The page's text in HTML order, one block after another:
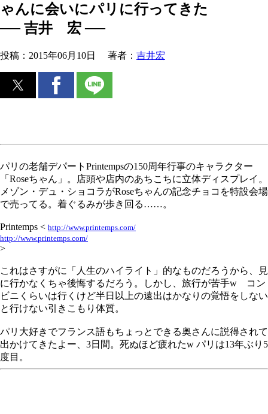
ゃんに会いにパリに行ってきた
── 吉井 宏 ──
投稿： 2015年06月10日 著者： 吉井宏
パリの老舗デパートPrintempsの150周年行事のキャラクター
「Roseちゃん」。店頭や店内のあちこちに立体ディスプレイ。
メゾン・デュ・ショコラがRoseちゃんの記念チョコを特設会場
で売ってる。着ぐるみが歩き回る……。
Printemps < http://www.printemps.com/
http://www.printemps.com/
>
これはさすがに「人生のハイライト」的なものだろうから、見
に行かなくちゃ後悔するだろう。しかし、旅行が苦手w コン
ビニくらいは行くけど半日以上の遠出はかなりの覚悟をしない
と行けない引きこもり体質。
パリ大好きでフランス語もちょっとできる奥さんに説得されて
出かけてきたよー、3日間。死ぬほど疲れたw パリは13年ぶり5
度目。